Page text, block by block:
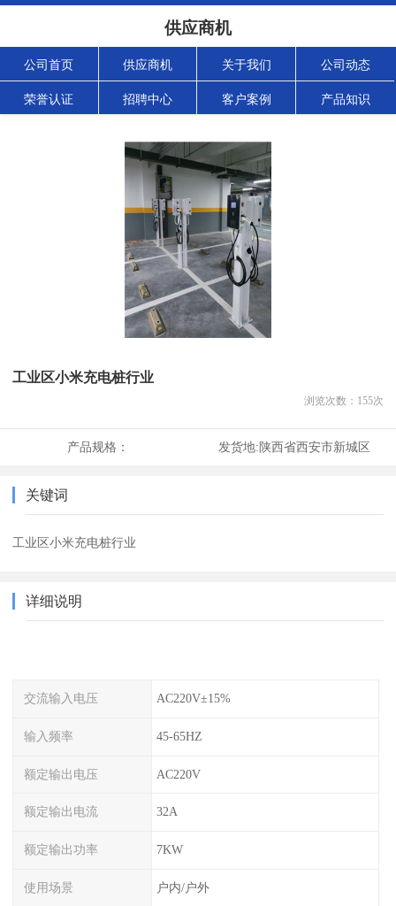
供应商机
公司首页 供应商机 关于我们 公司动态
荣誉认证 招聘中心 客户案例 产品知识
工业区小米充电桩行业
浏览次数： 155次
产品规格： 发货地:陕西省西安市新城区
关键词
工业区小米充电桩行业
详细说明
交流输入电压 AC220V±15%
输入频率 45-65HZ
额定输出电压 AC220V
额定输出电流 32A
额定输出功率 7KW
使用场景 户内/户外